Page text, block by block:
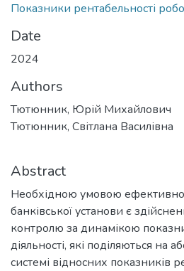
Показники рентабельності
Date
2024
Authors
Тютюнник, Юрій Михайлович
Тютюнник, Світлана Василівна
Abstract
Необхідною умовою
банківської установи є
контролю за динамікою
діяльності, які поділяються на
системі відносних показників